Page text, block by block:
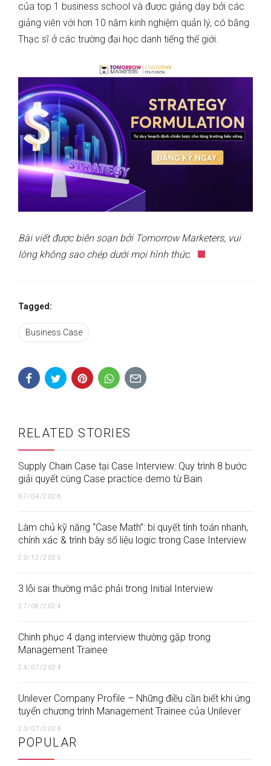
của top 1 business school và được giảng dạy bởi các
giảng viên với hơn 10 năm kinh nghiệm quản lý, có bằng
Thạc sĩ ở các trường đại học danh tiếng thế giới.
Bài viết được biên soạn bởi Tomorrow Marketers, vui
lòng không sao chép dưới mọi hình thức.
Tagged:
Business Case
RELATED STORIES
Supply Chain Case tại Case Interview: Quy trình 8 bước
giải quyết cùng Case practice demo từ Bain
07/04/2026
Làm chủ kỹ năng “Case Math”: bí quyết tính toán nhanh,
chính xác & trình bày số liệu logic trong Case Interview
23/12/2025
3 lỗi sai thường mắc phải trong Initial Interview
27/08/2024
Chinh phục 4 dạng interview thường gặp trong
Management Trainee
24/07/2024
Unilever Company Profile – Những điều cần biết khi ứng
tuyển chương trình Management Trainee của Unilever
23/07/2024
POPULAR